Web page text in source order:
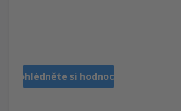
Prohlédněte si hodnocení